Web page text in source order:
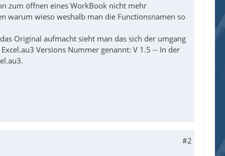
zum öffnen eines WorkBook nicht mehr
warum wieso weshalb man die Functionsnamen so
Original aufmacht sieht man das sich der umgang
Versions Nummer genannt: V 1.5 -- In der
#2